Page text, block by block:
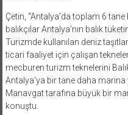
Çetin, “Antalya’da toplam 6 tane
balıkçılar Antalya’nın balık
Turizmde kullanılan deniz
ticari faaliyet için çalışan
mecburen turizm teknelerini
Antalya’ya bir tane daha marina
Manavgat tarafına büyük bir
konuştu.